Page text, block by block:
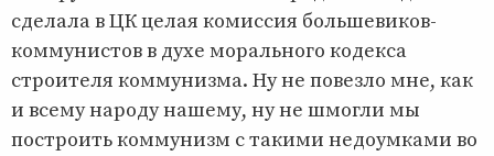
сделала в ЦК целая комиссия большевиков-
коммунистов в духе морального кодекса
строителя коммунизма. Ну не повезло мне, как
и всему народу нашему, ну не шмогли мы
построить коммунизм с такими недоумками во